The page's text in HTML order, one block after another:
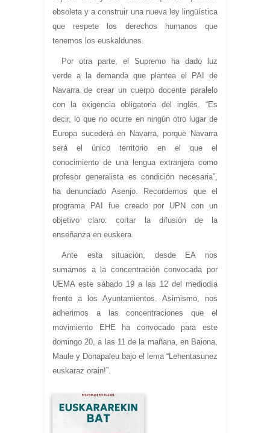
obsoleta y a construir una nueva ley lingüística
que respete los derechos humanos que
tenemos los euskaldunes.
Por otra parte, el Supremo ha dado luz
verde a la demanda que plantea el PAI de
Navarra de crear un cuerpo docente paralelo
con la exigencia obligatoria del inglés. “Es
decir, lo que no ocurre en ningún otro lugar de
Europa sucederá en Navarra, porque Navarra
será el único territorio en el que el
conocimiento de una lengua extranjera como
profesor generalista es condición necesaria”,
ha denunciado Asenjo. Recordemos que el
programa PAI fue creado por UPN con un
objetivo claro: cortar la difusión de la
enseñanza en euskera.
Ante esta situación, desde EA nos
sumamos a la concentración convocada por
UEMA este sábado 19 a las 12 del mediodía
frente a los Ayuntamientos. Asimismo, nos
adherimos a las concentraciones que el
movimiento EHE ha convocado para este
domingo 20, a las 11 de la mañana, en Baiona,
Maule y Donapaleu bajo el lema “Lehentasunez
euskaraz orain!”.